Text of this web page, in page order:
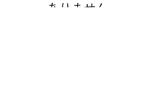
ありません